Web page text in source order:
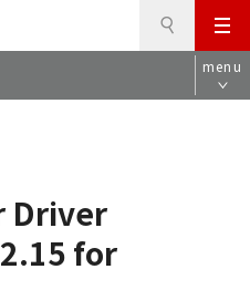
メ
ニ
ュ
menu
Driver
for